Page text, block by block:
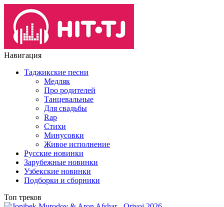
Навигация
Таджикские песни
Медляк
Про родителей
Танцевальные
Для свадьбы
Rap
Стихи
Минусовки
Живое исполнение
Русские новинки
Зарубежные новинки
Узбекские новинки
Подборки и сборники
Топ треков